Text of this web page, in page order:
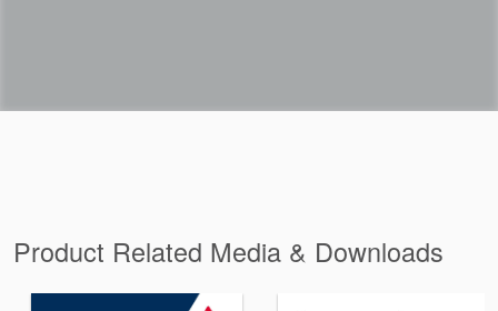
Product Related Media & Downloads